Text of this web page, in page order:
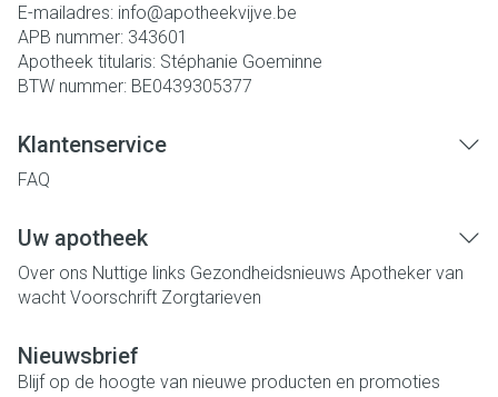
E-mailadres: info@apotheekvijve.be
APB nummer: 343601
Apotheek titularis: Stéphanie Goeminne
BTW nummer: BE0439305377
Klantenservice
FAQ
Uw apotheek
Over ons Nuttige links Gezondheidsnieuws Apotheker van
wacht Voorschrift Zorgtarieven
Nieuwsbrief
Blijf op de hoogte van nieuwe producten en promoties